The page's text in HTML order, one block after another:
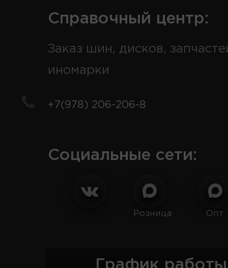
Справочный центр:
Заказ шин, дисков,
иномарки
+7(978) 206-206-8
Социальные сети:
Розница Опт
График